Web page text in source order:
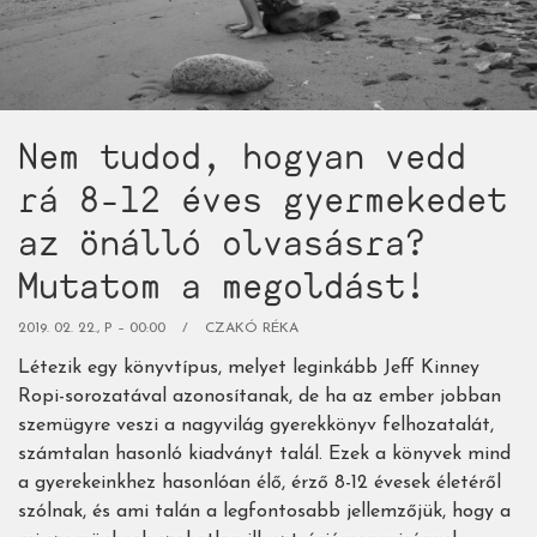
túl!)
Nem tudod, hogyan vedd
rá 8-12 éves gyermekedet
az önálló olvasásra?
Mutatom a megoldást!
2019. 02. 22., P – 00:00 CZAKÓ RÉKA
Létezik egy könyvtípus, melyet leginkább Jeff Kinney
Ropi-sorozatával azonosítanak, de ha az ember jobban
szemügyre veszi a nagyvilág gyerekkönyv felhozatalát,
számtalan hasonló kiadványt talál. Ezek a könyvek mind
a gyerekeinkhez hasonlóan élő, érző 8-12 évesek életéről
szólnak, és ami talán a legfontosabb jellemzőjük, hogy a